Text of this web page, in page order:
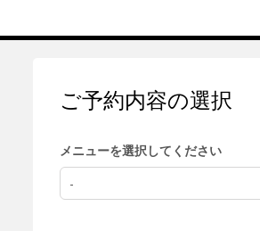
ご予約内容の選択
メニューを選択してください
-